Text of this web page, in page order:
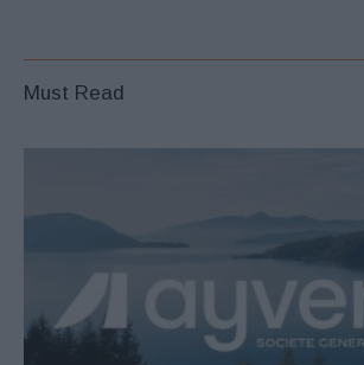
Must Read